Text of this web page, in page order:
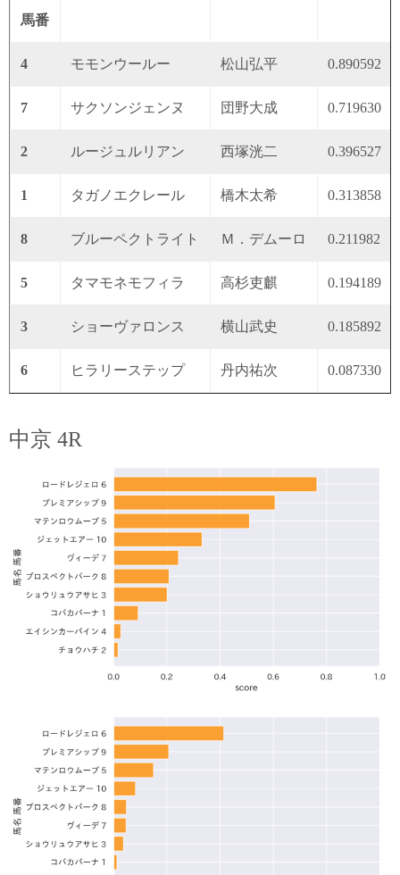
馬番
4 モモンウールー 松山弘平 0.890592
7 サクソンジェンヌ 団野大成 0.719630
2 ルージュルリアン 西塚洸二 0.396527
1 タガノエクレール 橋木太希 0.313858
8 ブルーペクトライト Ｍ．デムーロ 0.211982
5 タマモネモフィラ 高杉吏麒 0.194189
3 ショーヴァロンス 横山武史 0.185892
6 ヒラリーステップ 丹内祐次 0.087330
中京 4R